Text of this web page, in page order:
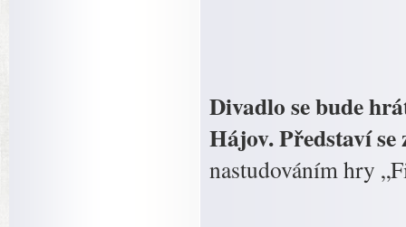
Divadlo se bude
Hájov. Představí
nastudováním hry